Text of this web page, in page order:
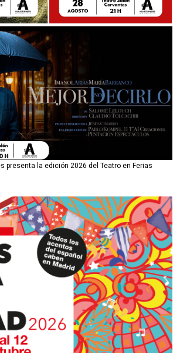
presenta la edición 2026 del Teatro en Ferias